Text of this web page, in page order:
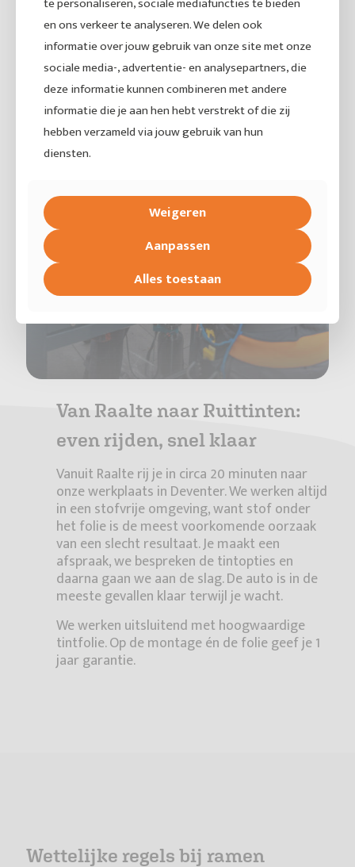
Van Raalte naar Ruittinten:
even rijden, snel klaar
Vanuit Raalte rij je in circa 20 minuten naar
onze werkplaats in Deventer. We werken altijd
in een stofvrije omgeving, want stof onder
het folie is de meest voorkomende oorzaak
van een slecht resultaat. Je maakt een
afspraak, we bespreken de tintopties en
daarna gaan we aan de slag. De auto is in de
meeste gevallen klaar terwijl je wacht.
We werken uitsluitend met hoogwaardige
tintfolie. Op de montage én de folie geef je 1
jaar garantie.
Wettelijke regels bij ramen
en ons verkeer te analyseren. We delen ook
informatie over jouw gebruik van onze site met onze
sociale media-, advertentie- en analysepartners, die
deze informatie kunnen combineren met andere
informatie die je aan hen hebt verstrekt of die zij
hebben verzameld via jouw gebruik van hun
diensten.
Weigeren
Aanpassen
Alles toestaan